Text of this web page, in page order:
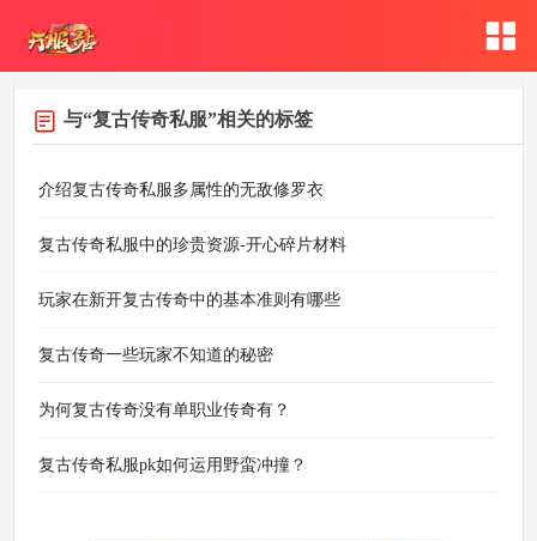
与“复古传奇私服”相关的标签
介绍复古传奇私服多属性的无敌修罗衣
复古传奇私服中的珍贵资源-开心碎片材料
玩家在新开复古传奇中的基本准则有哪些
复古传奇一些玩家不知道的秘密
为何复古传奇没有单职业传奇有？
复古传奇私服pk如何运用野蛮冲撞？